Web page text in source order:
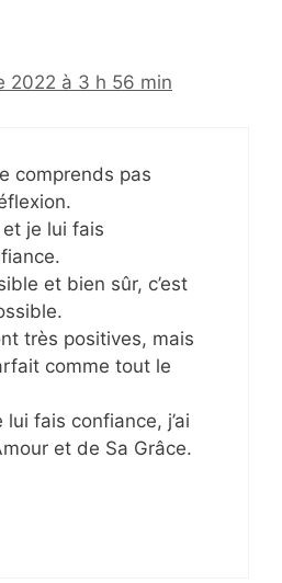
2022 à 3 h 56 min
comprends pas
je lui fais
et bien sûr, c’est
très positives, mais
comme tout le
lui fais confiance, j’ai
et de Sa Grâce.